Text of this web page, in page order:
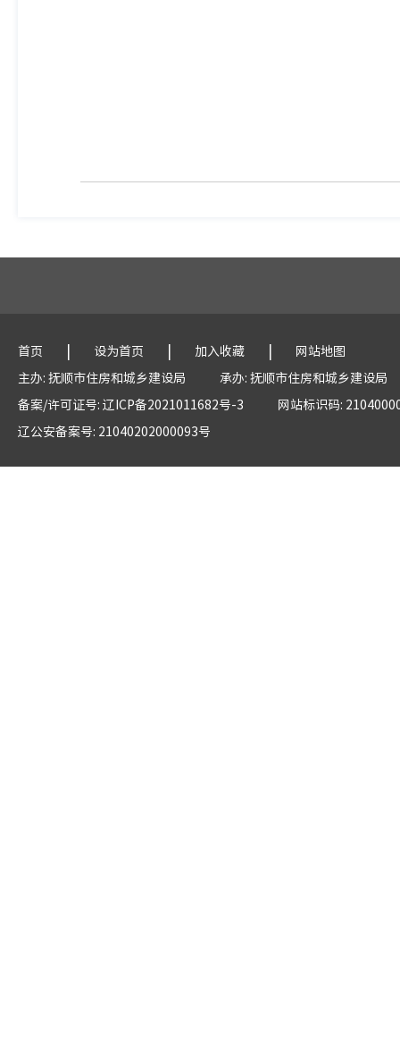
首页 | 设为首页 | 加入收藏 |
网站地图
主办: 抚顺市住房和城乡建设局
承办: 抚顺市住房和城乡建设局
备案/许可证号: 辽ICP备2021011682号-3
网站标识码:
辽公安备案号: 21040202000093号